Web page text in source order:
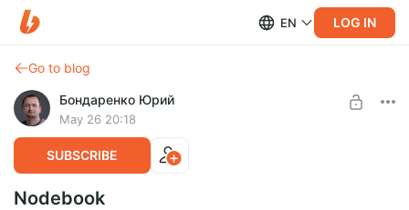
EN LOG IN
Go to blog
Бондаренко Юрий
May 26 20:18
SUBSCRIBE
Nodebook